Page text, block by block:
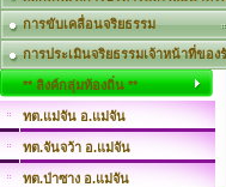
การขับเคลื่อนจริยธรรม
การประเมินจริยธรรมเจ้าหน้าที่ของ
** ลิงค์กลุ่มท้องถิ่น **
ทต.แม่จัน อ.แม่จัน
ทต.จันจว้า อ.แม่จัน
ทต.ป่าซาง อ.แม่จัน